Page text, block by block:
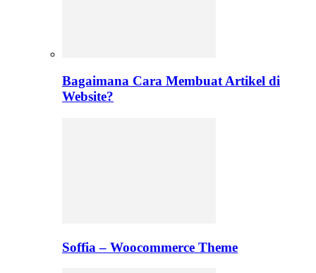
Bagaimana Cara Membuat Artikel di
Website?
Soffia – Woocommerce Theme